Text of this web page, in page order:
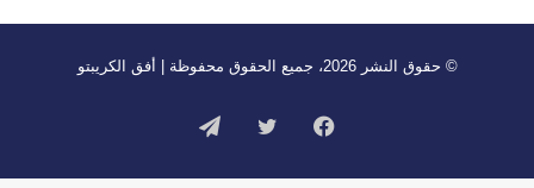
© حقوق النشر 2026، جميع الحقوق محفوظة | أفق الكريبتو
فيسبوك تويتر تيلقرام